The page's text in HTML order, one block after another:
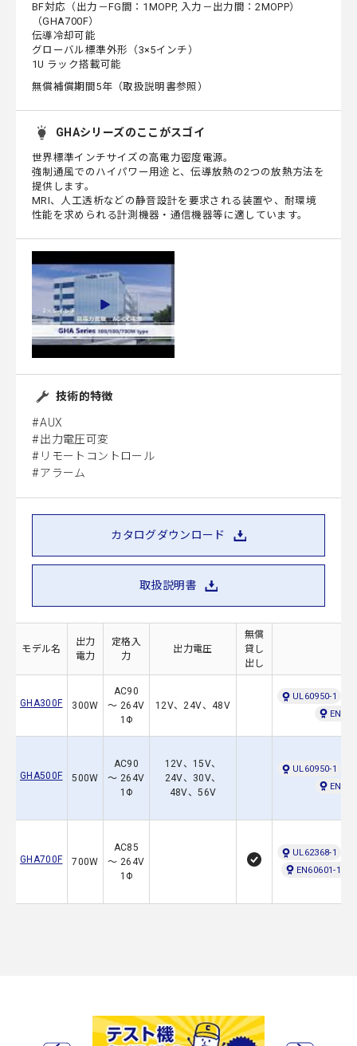
BF対応（出力－FG間：1MOPP, 入力－出力間：2MOPP）
（GHA700F）
伝導冷却可能
グローバル標準外形（3×5インチ）
1U ラック搭載可能
無償補償期間5年（取扱説明書参照）
GHAシリーズのここがスゴイ
世界標準インチサイズの高電力密度電源。
強制通風でのハイパワー用途と、伝導放熱の2つの放熱方法を
提供します。
MRI、人工透析などの静音設計を要求される装置や、耐環境
性能を求められる計測機器・通信機器等に適しています。
技術的特徴
AUX
出力電圧可変
リモートコントロール
アラーム
カタログダウンロード
取扱説明書
モデル名
出力
電力
定格入
力
出力電圧
無償
貸し
出し
GHA300F 300W
AC90
～ 264V
1Φ
12V、24V、48V
UL60950-1
GHA500F 500W
AC90
～ 264V
1Φ
12V、15V、
24V、30V、
48V、56V
UL60950-1
GHA700F 700W
AC85
～ 264V
1Φ
UL62368-1
EN60601-1